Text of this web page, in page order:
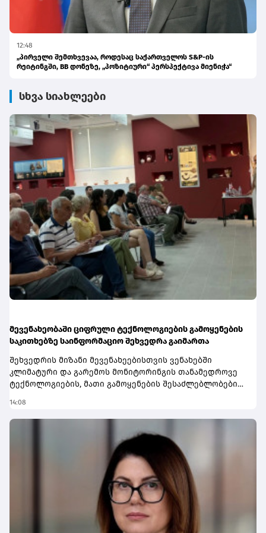
12:48
„პირველი შემთხვევაა, როდესაც საქართველოს S&P-ის
რეიტინგში, BB დონეზე, „პოზიტიური“ პერსპექტივა მიენიჭა“
სხვა სიახლეები
მევენახეობაში ციფრული ტექნოლოგიების გამოყენების
საკითხებზე საინფორმაციო შეხვედრა გაიმართა
შეხვედრის მიზანი მევენახეებისთვის ვენახებში
კლიმატური და გარემოს მონიტორინგის თანამედროვე
ტექნოლოგიების, მათი გამოყენების შესაძლებლობებისა
იყო.მევენახეებს აგრომეტეოროლოგიური სადგურებისა
და სენსორების გამოყენების შესაძლებლობები გააცნეს.
ყურადღება გამახვილდა ვაზის დაავადებებისა და
მავნებლების რისკების პროგნოზირებაზე,
ფიტოსანიტარული ღონისძიებების სწორად დაგეგმვასა
და სარწყავი წყლისა და სხვა რესურსების ეფექტიან
მართვაზე. ასევე, წარმოდგენილი იყო ამ
ტექნოლოგიების პრაქტიკული გამოყენების მაგალითები
ვენახის მოვლისა და მართვის პროცესში.
განსაკუთრებული ყურადღება დაეთმო კლიმატური და
ბუნებრივი რისკების შემცირებისა და მევენახეობაში
14:08